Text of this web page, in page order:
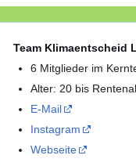
Team Klimaentscheid
6 Mitglieder im
Alter: 20 bis
E-Mail
Instagram
Webseite